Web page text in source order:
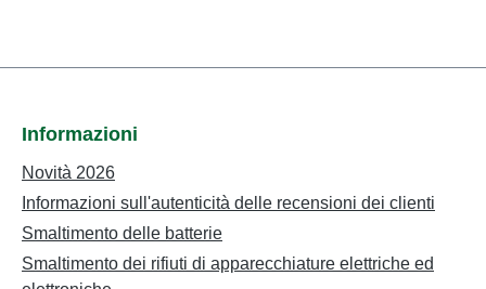
prodotto:
Dai
Informazioni
Novità 2026
Informazioni sull'autenticità delle recensioni dei clienti
Smaltimento delle batterie
Smaltimento dei rifiuti di apparecchiature elettriche ed